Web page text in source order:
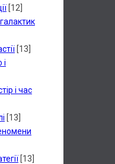
[12]
[13]
і час
[13]
[13]